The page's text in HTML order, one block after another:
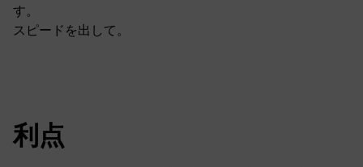
す。
スピードを出して。
利点